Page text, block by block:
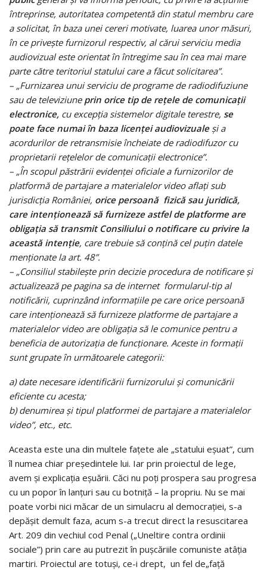
întreprinse, autoritatea competentă din statul membru care
a solicitat, în baza unei cereri motivate, luarea unor măsuri,
în ce privește furnizorul respectiv, al cărui serviciu media
audiovizual este orientat în întregime sau în cea mai mare
parte către teritoriul statului care a făcut solicitarea”.
– „Furnizarea unui serviciu de programe de radiodifuziune
sau de televiziune prin orice tip de rețele de comunicații
electronice, cu excepția sistemelor digitale terestre, se
poate face numai în baza licenței audiovizuale și a
acordurilor de retransmisie încheiate de radiodifuzor cu
proprietarii rețelelor de comunicații electronice”.
– „În scopul păstrării evidenței oficiale a furnizorilor de
platformă de partajare a materialelor video aflați sub
jurisdicția României, orice persoană fizică sau juridică,
care intenționează să furnizeze astfel de platforme are
obligația să transmit Consiliului o notificare cu privire la
această intenție, care trebuie să conțină cel puțin datele
menționate la art. 48”.
– „Consiliul stabilește prin decizie procedura de notificare și
actualizează pe pagina sa de internet formularul-tip al
notificării, cuprinzând informațiile pe care orice persoană
care intenționează să furnizeze platforme de partajare a
materialelor video are obligația să le comunice pentru a
beneficia de autorizația de funcționare. Aceste in formații
sunt grupate în următoarele categorii:
a) date necesare identificării furnizorului și comunicării
eficiente cu acesta;
b) denumirea și tipul platformei de partajare a materialelor
video”, etc., etc.
Aceasta este una din multele fațete ale „statului eșuat”, cum
îl numea chiar președintele lui. Iar prin proiectul de lege,
avem și explicația eșuării. Căci nu poți prospera sau progresa
cu un popor în lanțuri sau cu botniță – la propriu. Nu se mai
poate vorbi nici măcar de un simulacru al democrației, s-a
depășit demult faza, acum s-a trecut direct la resuscitarea
Art. 209 din vechiul cod Penal („Uneltire contra ordinii
sociale”) prin care au putrezit în pușcăriile comuniste atâția
martiri. Proiectul are totuși, ce-i drept, un fel de„față